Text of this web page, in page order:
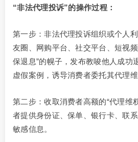
“非法代理投诉”的操作过程：
第一步：非法代理投诉组织或个人
友圈、网购平台、社交平台、短视
保退息”的幌子，发布教唆他人成功
虚假案例，诱导消费者委托其代理维
第二步：收取消费者高额的“代理维
者提供身份证、保单、银行卡、联
敏感信息。